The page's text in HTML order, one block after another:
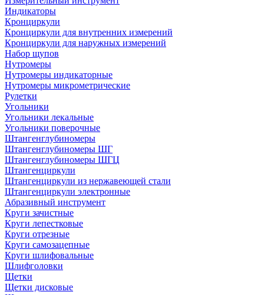
Индикаторы
Кронциркули
Кронциркули для внутренних измерений
Кронциркули для наружных измерений
Набор щупов
Нутромеры
Нутромеры индикаторные
Нутромеры микрометрические
Рулетки
Угольники
Угольники лекальные
Угольники поверочные
Штангенглубиномеры
Штангенглубиномеры ШГ
Штангенглубиномеры ШГЦ
Штангенциркули
Штангенциркули из нержавеющей стали
Штангенциркули электронные
Абразивный инструмент
Круги зачистные
Круги лепестковые
Круги отрезные
Круги самозацепные
Круги шлифовальные
Шлифголовки
Щетки
Щетки дисковые